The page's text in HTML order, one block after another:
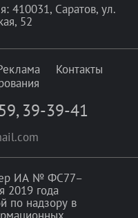
410031, Саратов, ул.
52
Контакты
, 39-39-41
ИА № ФС77–
2019 года
по надзору в